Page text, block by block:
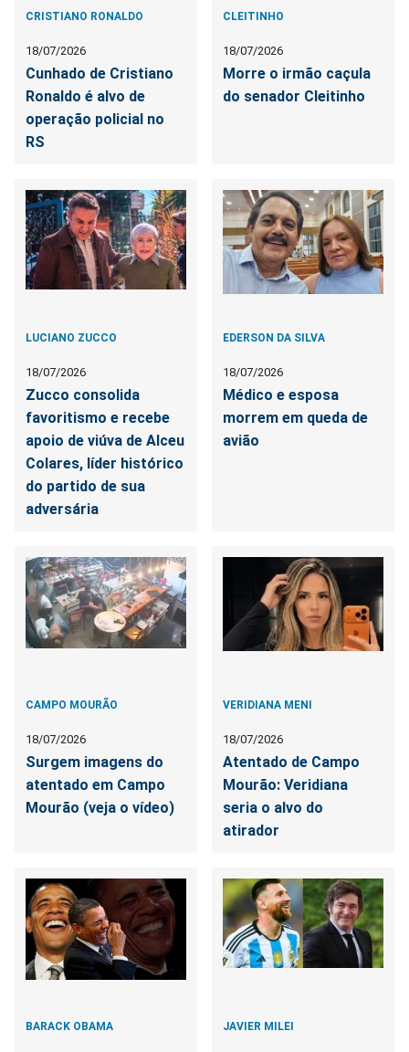
CRISTIANO RONALDO
18/07/2026
Cunhado de Cristiano
Ronaldo é alvo de
operação policial no
RS
CLEITINHO
18/07/2026
Morre o irmão caçula
do senador Cleitinho
LUCIANO ZUCCO
18/07/2026
Zucco consolida
favoritismo e recebe
apoio de viúva de Alceu
Colares, líder histórico
do partido de sua
adversária
EDERSON DA SILVA
18/07/2026
Médico e esposa
morrem em queda de
avião
CAMPO MOURÃO
18/07/2026
Surgem imagens do
atentado em Campo
Mourão (veja o vídeo)
VERIDIANA MENI
18/07/2026
Atentado de Campo
Mourão: Veridiana
seria o alvo do
atirador
BARACK OBAMA JAVIER MILEI